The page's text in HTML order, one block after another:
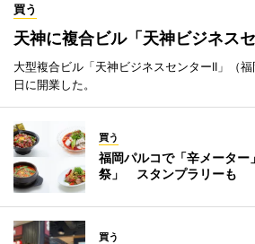
買う
天神に複合ビル「天神ビジネス
大型複合ビル「天神ビジネスセンターII」（
日に開業した。
買う
福岡パルコで「辛メーター
祭」 スタンプラリーも
買う